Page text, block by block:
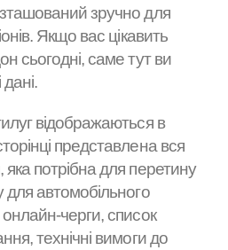
зручно для
Якщо вас цікавить
сьогодні, саме тут ви
відображаються в
представлена вся
потрібна для перетину
для автомобільного
черги, список
технічні вимоги до